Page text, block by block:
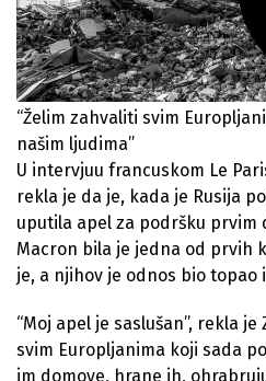
“Želim zahvaliti svim
našim ljudima”
U intervjuu francuskom Le
rekla je da je, kada je Rusija
uputila apel za podršku prvim
Macron bila je jedna od prvih
je, a njihov je odnos bio
“Moj apel je saslušan”, rekla
svim Europljanima koji sada
im domove, hrane ih,